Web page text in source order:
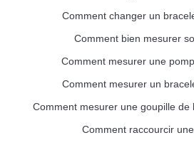
Comment changer un
Comment bien mesurer
Comment mesurer une
Comment mesurer un
Comment mesurer une goupille de
Comment raccourcir